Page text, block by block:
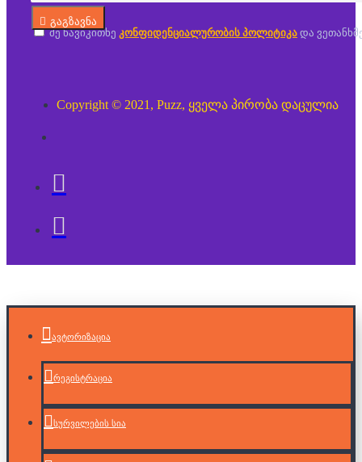
გაგზავნა
მე წავიკითხე კონფიდენციალურობის პოლიტიკა და
Copyright © 2021, Puzz, ყველა პირობა დაცულია
ავტორიზაცია
რეგისტრაცია
სურვილების სია